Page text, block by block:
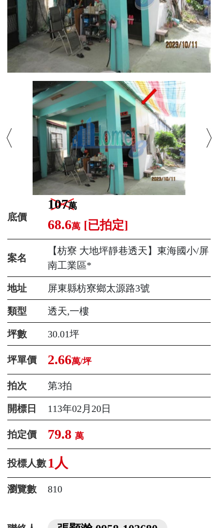
底價
107萬
68.6萬 [已拍定]
案名
【枋寮 大地坪靜巷透天】東海國小/屏
南工業區*
地址 屏東縣枋寮鄉太源路3號
類型 透天,一樓
坪數 30.01坪
坪單價 2.66萬/坪
拍次 第3拍
開標日 113年02月20日
拍定價 79.8 萬
投標人數 1人
瀏覽數 810